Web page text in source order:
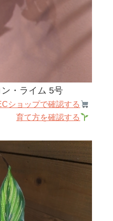
・ライム 5号
ショップで確認する
育て方を確認する